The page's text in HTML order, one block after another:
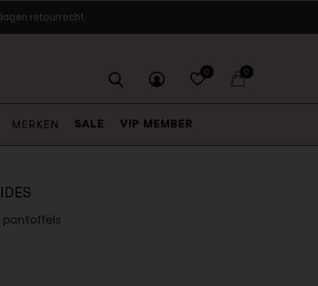
MERKEN SALE VIP MEMBER
0 0
retourrecht
pantoffels